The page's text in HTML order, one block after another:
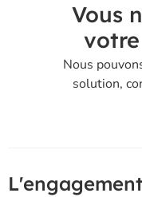
Vous
Nous
solution,